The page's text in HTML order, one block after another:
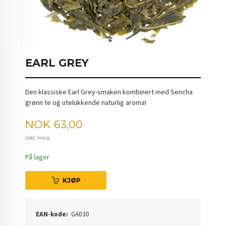
EARL GREY
Den klassiske Earl Grey-smaken kombinert med Sencha
grønn te og utelukkende naturlig aroma!
Pris
NOK 63,00
inkl. mva.
På lager
KJØP
EAN-kode: GA030